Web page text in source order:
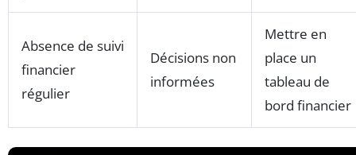
Absence de suivi
financier
régulier
Décisions non
informées
Mettre en
place un
tableau de
bord financier